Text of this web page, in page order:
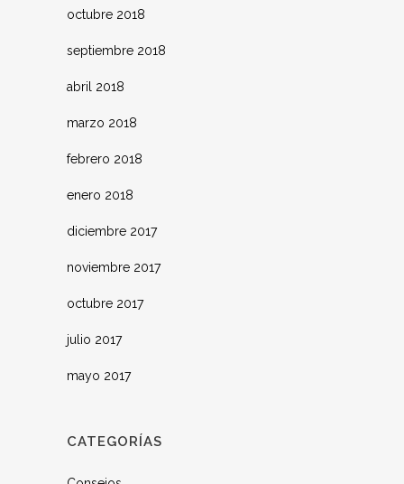
octubre 2018
septiembre 2018
abril 2018
marzo 2018
febrero 2018
enero 2018
diciembre 2017
noviembre 2017
octubre 2017
julio 2017
mayo 2017
CATEGORÍAS